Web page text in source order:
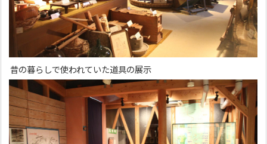
昔の暮らしで使われていた道具の展示